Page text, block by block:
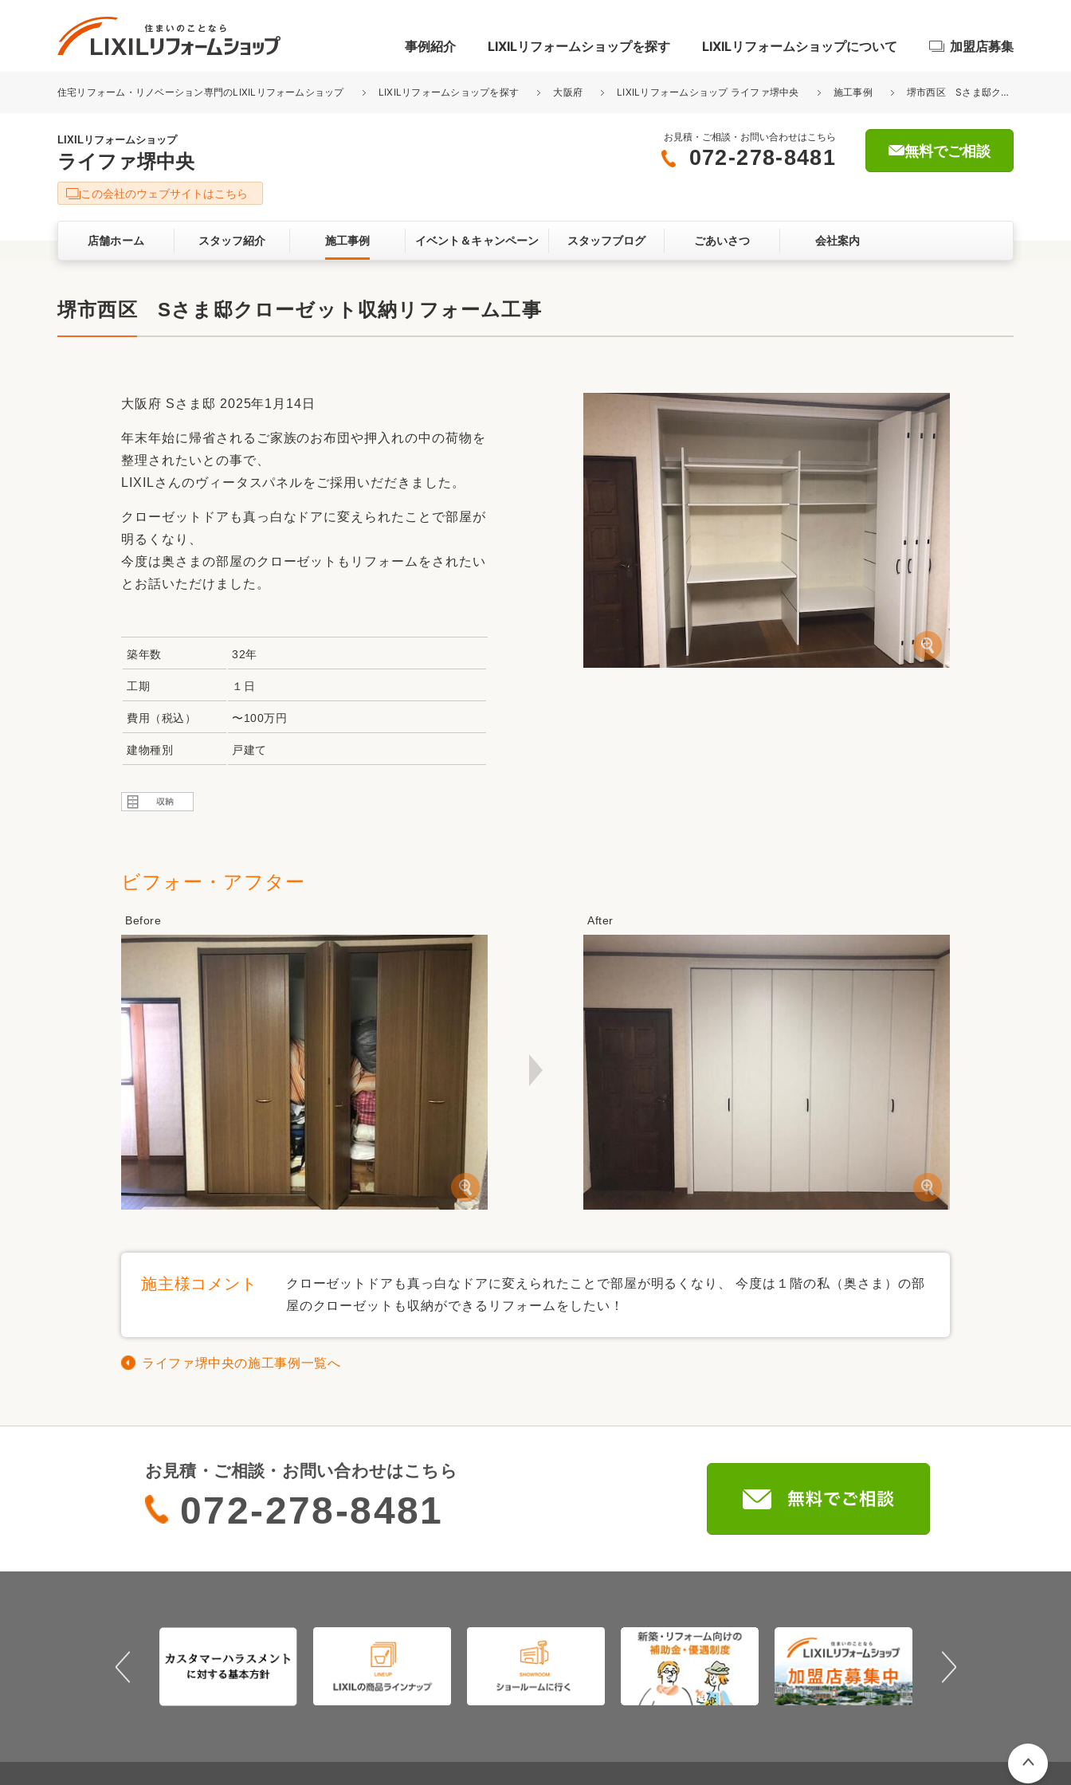
事例紹介
リフォーム事例を探す
キッチン
洗面化粧室 トイレ 玄関まわり 門まわり 屋根・外壁
ベランダ・バルコニー ガーデンスペース カースペース
お客さまの声 3Dシミュレーション
LIXILリフォームショップを探す LIXILリフォームショップについて
LIXILリフォームショップについて
サービス向上・品質改善の取り組み お客さま満足度アンケート
ここちいい暮らしをつくる、価値・性能向上
リフォームアクセル
中古物件探しから性能向上リフォームをワン
ストップ
リフォームお役立ち情報
加盟店募集
住宅リフォーム・リノベーション専門のLIXILリフォームショップ LIXILリフォームショップを探す 大阪府 LIXILリフォームショップ ライファ堺中央 施工事例 堺市西区 Sさま邸クローゼット収納リフォーム工事
LIXILリフォームショップ
ライファ堺中央
お見積・ご相談・お問い合わせはこちら
072-278-8481 無料でご相談
この会社のウェブサイトはこちら
店舗ホーム スタッフ紹介 施工事例 イベント＆キャンペーン スタッフブログ ごあいさつ 会社案内
堺市西区 Sさま邸クローゼット収納リフォーム工事
大阪府 Sさま邸 2025年1月14日
年末年始に帰省されるご家族のお布団や押入れの中の荷物を
整理されたいとの事で、
LIXILさんのヴィータスパネルをご採用いだだきました。
クローゼットドアも真っ白なドアに変えられたことで部屋が
明るくなり、
今度は奥さまの部屋のクローゼットもリフォームをされたい
とお話いただけました。
築年数 32年
工期 １日
費用（税込） 〜100万円
建物種別 戸建て
ビフォー・アフター
施主様コメント
クローゼットドアも真っ白なドアに変えられたことで部屋が明るくなり、 今度は１階の私（奥さま）の部
屋のクローゼットも収納ができるリフォームをしたい！
ライファ堺中央の施工事例一覧へ
お見積・ご相談・お問い合わせはこちら
072-278-8481